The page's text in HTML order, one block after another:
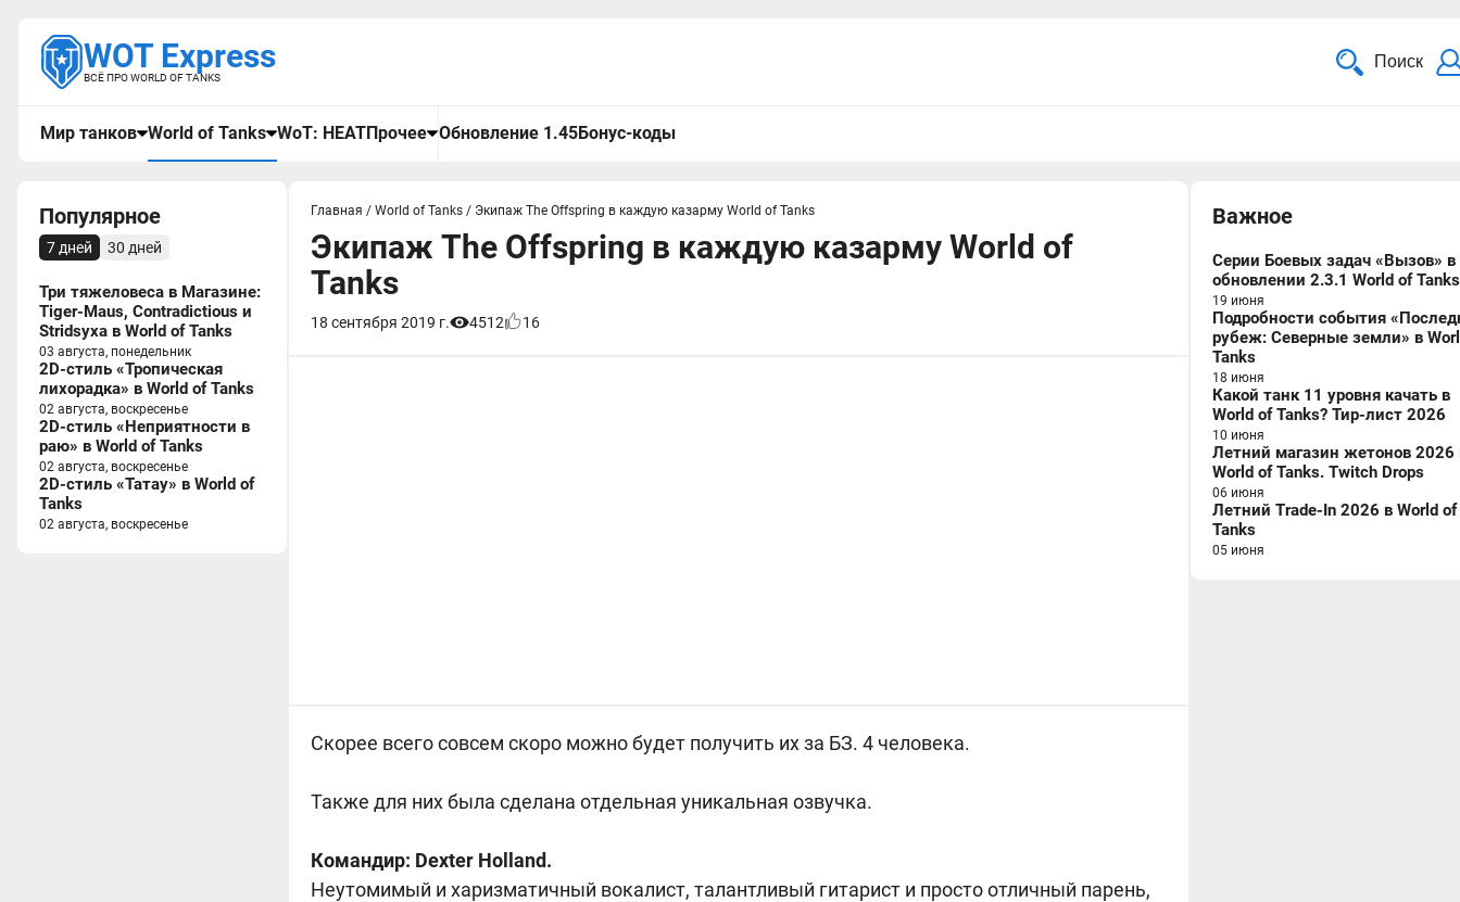
WOT Express
ВСЁ ПРО WORLD OF TANKS
Поиск
Мир танков World of Tanks WoT: HEATПрочее Обновление 1.45Бонус-коды
Популярное
7 дней 30 дней
Три тяжеловеса в Магазине:
Tiger-Maus, Contradictious и
Stridsyxa в World of Tanks
03 августа, понедельник
2D-стиль «Тропическая
лихорадка» в World of Tanks
02 августа, воскресенье
2D-стиль «Неприятности в
раю» в World of Tanks
02 августа, воскресенье
2D-стиль «Татау» в World of
Tanks
02 августа, воскресенье
Главная / World of Tanks / Экипаж The Offspring в каждую казарму World of Tanks
Экипаж The Offspring в каждую казарму World of
Tanks
18 сентября 2019 г. 4512 16
Скорее всего совсем скоро можно будет получить их за БЗ. 4 человека.
Также для них была сделана отдельная уникальная озвучка.
Командир: Dexter Holland.
Неутомимый и харизматичный вокалист, талантливый гитарист и просто отличный парень,
Важное
Серии Боевых задач «Вызов» в
обновлении 2.3.1 World of Tanks
19 июня
Подробности события
рубеж: Северные земли» в
Tanks
18 июня
Какой танк 11 уровня качать в
World of Tanks? Тир-лист 2026
10 июня
Летний магазин жетонов 2026
World of Tanks. Twitch Drops
06 июня
Летний Trade-In 2026 в World of
Tanks
05 июня